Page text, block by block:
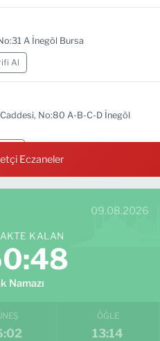
A İnegöl Bursa
Al
No:80 A-B-C-D İnegöl
Eczaneler
09.08.2026
KALAN
Namazı
ÖĞLE
13:14